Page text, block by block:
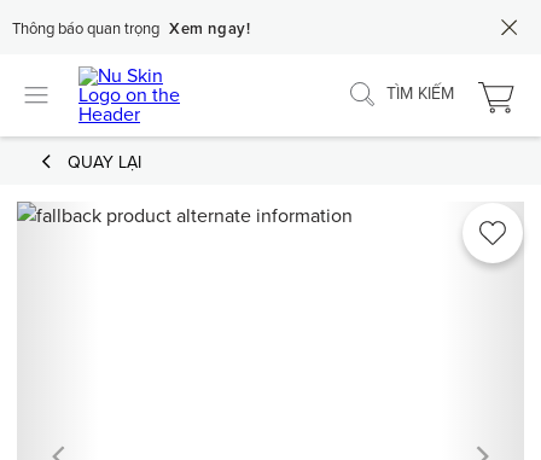
Thông báo quan trọng Xem ngay!
TÌM KIẾM
QUAY LẠI